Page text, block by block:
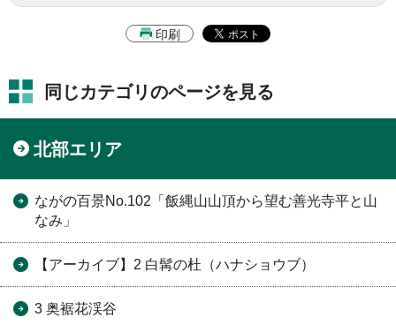
印刷
同じカテゴリのページを見る
北部エリア
ながの百景No.102「飯縄山山頂から望む善光寺平と山
なみ」
【アーカイブ】2 白髯の杜（ハナショウブ）
3 奥裾花渓谷